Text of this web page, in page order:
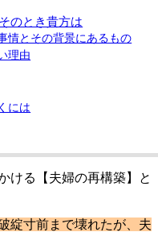
のとき貴方は
情とその背景にあるもの
理由
には
ける【夫婦の再構築】と
綻寸前まで壊れたが、夫